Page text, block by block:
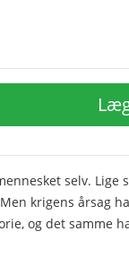
selv. Lige
krigens årsag
og det samme